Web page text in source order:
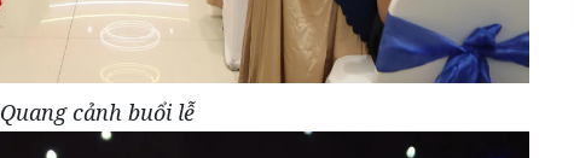
Quang cảnh buổi lễ